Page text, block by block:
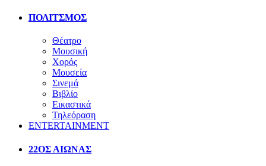
ΠΟΛΙΤΣΜΟΣ
Θέατρο
Μουσική
Χορός
Μουσεία
Σινεμά
Βιβλίο
Εικαστικά
Τηλεόραση
ENTERTAINMENT
22ΟΣ ΑΙΩΝΑΣ